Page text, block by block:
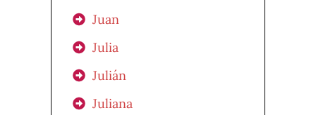
Juan
Julia
Julián
Juliana